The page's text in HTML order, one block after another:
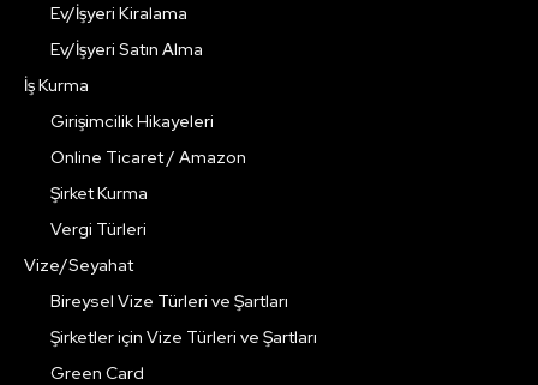
Ev/İşyeri Kiralama
Ev/İşyeri Satın Alma
İş Kurma
Girişimcilik Hikayeleri
Online Ticaret / Amazon
Şirket Kurma
Vergi Türleri
Vize/Seyahat
Bireysel Vize Türleri ve Şartları
Şirketler için Vize Türleri ve Şartları
Green Card